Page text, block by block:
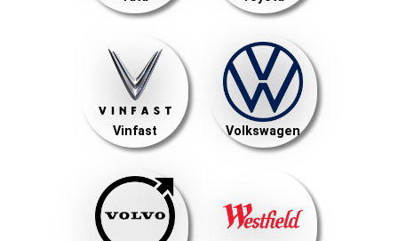
Vinfast Volkswagen